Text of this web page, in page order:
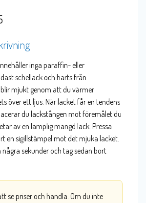
inga paraffin- eller
schellack och harts från
mjukt genom att du värmer
över ett ljus. När lacket får en tendens
du lackstången mot föremålet du
av en lämplig mängd lack. Pressa
en sigillstämpel mot det mjuka lacket.
sekunder och tag sedan bort
se priser och handla. Om du inte